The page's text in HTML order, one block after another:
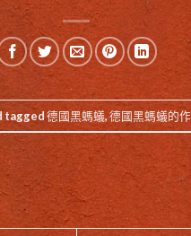
tagged德國黑螞蟻,德國黑螞蟻的